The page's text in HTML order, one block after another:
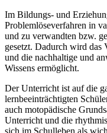
Im Bildungs- und
Problemlöseverfahren in
und zu verwandten bzw.
gesetzt. Dadurch wird das
und die nachhaltige und
Wissens ermöglicht.
Der Unterricht ist auf die
lernbeeinträchtigten
auch motopädische
Unterricht und die
sich im Schulleben als